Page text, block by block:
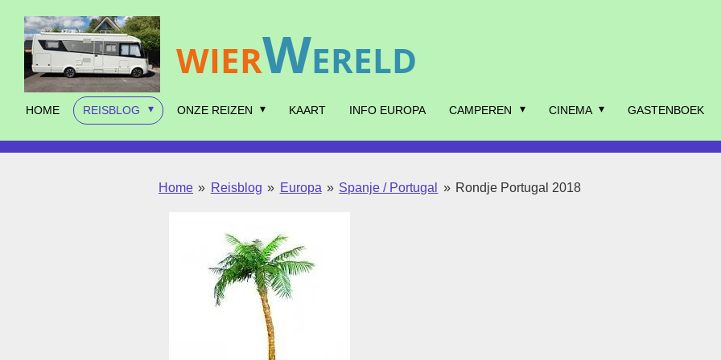
direct
naar
hoofdinhoud
WIERWERELD
HOME REISBLOG ONZE REIZEN KAART INFO EUROPA CAMPEREN CINEMA GASTENBOEK
Home » Reisblog » Europa » Spanje / Portugal » Rondje Portugal 2018